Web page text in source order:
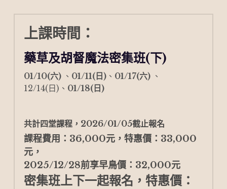
上課時間：
藥草及胡督魔法密集班(下)
01/10(六) 、 01/11(日)、 01/17(六) 、
12/14(日)、 01/18(日)
共計四堂課程，2026/01/05截止報名
課程費用：36,000元，特惠價：33,000
元，
2025/12/28前享早鳥價：32,000元
密集班上下一起報名，特惠價：